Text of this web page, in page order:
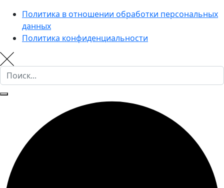
Политика в отношении обработки персональных
данных
Политика конфиденциальности